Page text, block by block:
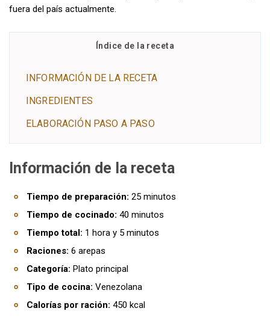
fuera del país actualmente.
Índice de la receta
INFORMACIÓN DE LA RECETA
INGREDIENTES
ELABORACIÓN PASO A PASO
Información de la receta
Tiempo de preparación: 25 minutos
Tiempo de cocinado: 40 minutos
Tiempo total: 1 hora y 5 minutos
Raciones: 6 arepas
Categoría: Plato principal
Tipo de cocina: Venezolana
Calorías por ración: 450 kcal